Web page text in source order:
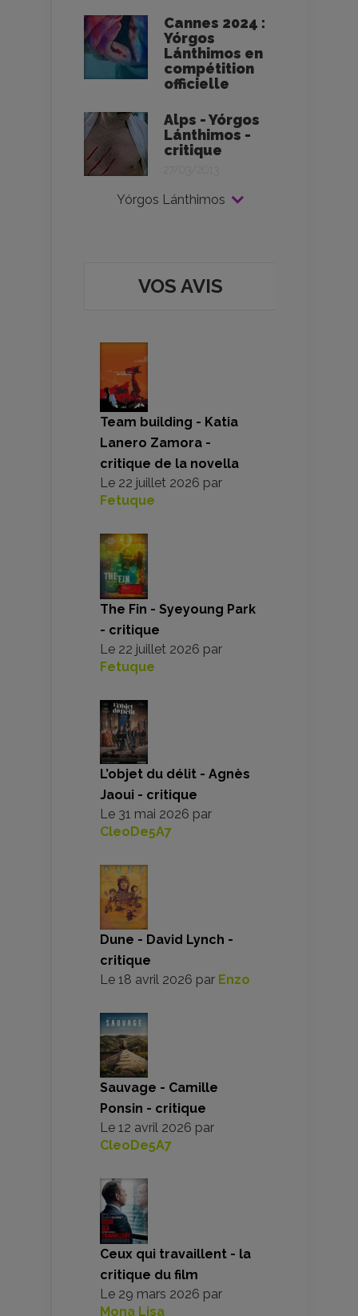
Cannes 2024 :
Yórgos
Lánthimos en
compétition
officielle
Alps - Yórgos
Lánthimos -
critique
Yórgos Lánthimos
VOS AVIS
Team building - Katia
Lanero Zamora -
critique de la novella
Le 22 juillet 2026 par
Fetuque
The Fin - Syeyoung Park
- critique
Le 22 juillet 2026 par
Fetuque
L’objet du délit - Agnès
Jaoui - critique
Le 31 mai 2026 par
CleoDe5A7
Dune - David Lynch -
critique
Le 18 avril 2026 par Enzo
Sauvage - Camille
Ponsin - critique
Le 12 avril 2026 par
CleoDe5A7
Ceux qui travaillent - la
critique du film
Le 29 mars 2026 par
Mona Lisa